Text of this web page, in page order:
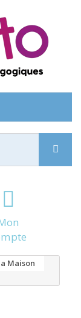
Maison